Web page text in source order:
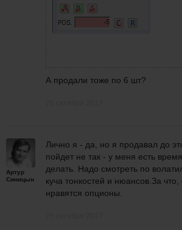
А продали тоже по 6 шт?
Артур
Синицын
Лично я - да, но я продавал до
пойдет не так - у меня есть
делать. Надо смотреть по
куча тонкостей и нюансов.За
нравятся опционы.